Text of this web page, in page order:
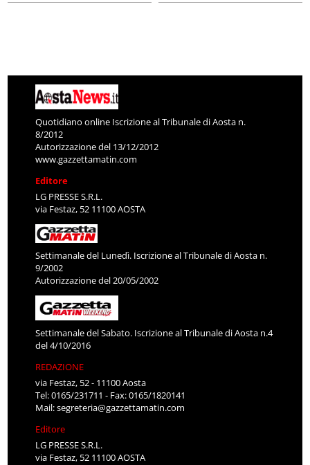
Quotidiano online Iscrizione al Tribunale di Aosta n.
8/2012
Autorizzazione del 13/12/2012
www.gazzettamatin.com
Editore
LG PRESSE S.R.L.
via Festaz, 52 11100 AOSTA
Settimanale del Lunedì. Iscrizione al Tribunale di Aosta n.
9/2002
Autorizzazione del 20/05/2002
Settimanale del Sabato. Iscrizione al Tribunale di Aosta n.4
del 4/10/2016
REDAZIONE
via Festaz, 52 - 11100 Aosta
Tel: 0165/231711 - Fax: 0165/1820141
Mail:segreteria@gazzettamatin.com
Editore
LG PRESSE S.R.L.
via Festaz, 52 11100 AOSTA